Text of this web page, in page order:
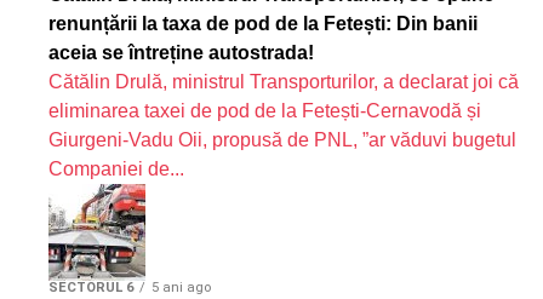
renunțării la taxa de pod de la Fetești: Din banii
aceia se întreține autostrada!
Cătălin Drulă, ministrul Transporturilor, a declarat joi că
eliminarea taxei de pod de la Fetești-Cernavodă și
Giurgeni-Vadu Oii, propusă de PNL, ”ar văduvi bugetul
Companiei de...
SECTORUL 6 5 ani ago